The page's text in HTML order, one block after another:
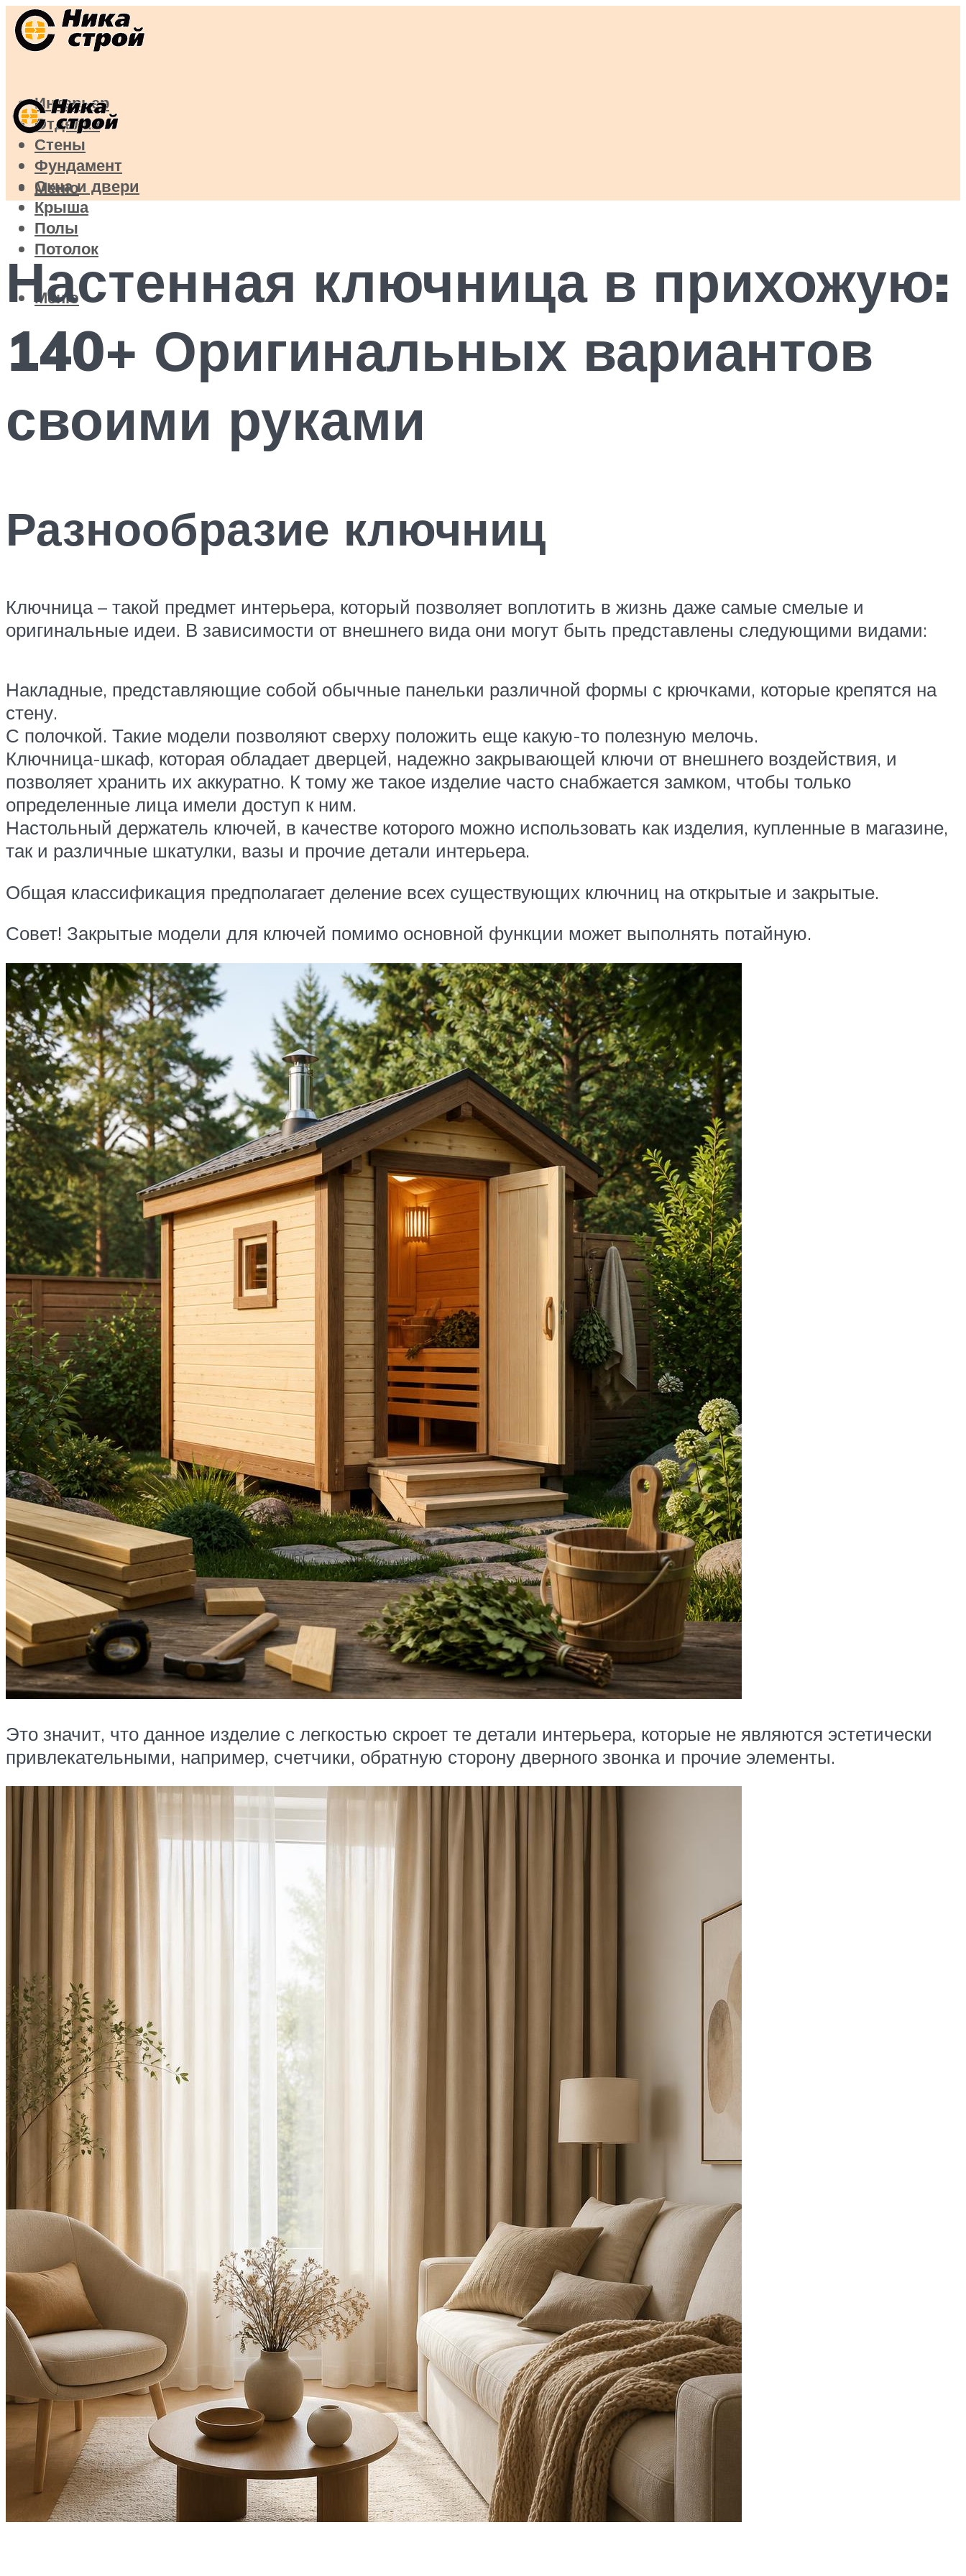
Интерьер
Отделка
Стены
Фундамент
Окна и двери
Крыша
Полы
Потолок
Меню
Меню
Настенная ключница в прихожую:
140+ Оригинальных вариантов
своими руками
Разнообразие ключниц
Ключница – такой предмет интерьера, который позволяет воплотить в жизнь даже самые смелые и
оригинальные идеи. В зависимости от внешнего вида они могут быть представлены следующими видами:
Накладные, представляющие собой обычные панельки различной формы с крючками, которые крепятся на
стену.
С полочкой. Такие модели позволяют сверху положить еще какую-то полезную мелочь.
Ключница-шкаф, которая обладает дверцей, надежно закрывающей ключи от внешнего воздействия, и
позволяет хранить их аккуратно. К тому же такое изделие часто снабжается замком, чтобы только
определенные лица имели доступ к ним.
Настольный держатель ключей, в качестве которого можно использовать как изделия, купленные в магазине,
так и различные шкатулки, вазы и прочие детали интерьера.
Общая классификация предполагает деление всех существующих ключниц на открытые и закрытые.
Совет! Закрытые модели для ключей помимо основной функции может выполнять потайную.
Это значит, что данное изделие с легкостью скроет те детали интерьера, которые не являются эстетически
привлекательными, например, счетчики, обратную сторону дверного звонка и прочие элементы.